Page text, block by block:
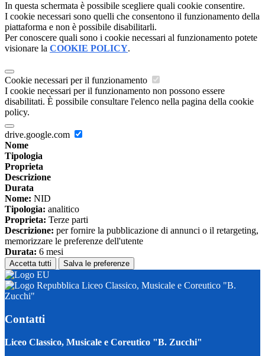
In questa schermata è possibile scegliere quali cookie consentire.
I cookie necessari sono quelli che consentono il funzionamento della
piattaforma e non è possibile disabilitarli.
Per conoscere quali sono i cookie necessari al funzionamento potete
visionare la COOKIE POLICY.
Cookie necessari per il funzionamento
I cookie necessari per il funzionamento non possono essere
disabilitati. È possibile consultare l'elenco nella pagina della cookie
policy.
drive.google.com
Nome
Tipologia
Proprieta
Descrizione
Durata
Nome: NID
Tipologia: analitico
Proprieta: Terze parti
Descrizione: per fornire la pubblicazione di annunci o il retargeting,
memorizzare le preferenze dell'utente
Durata: 6 mesi
Accetta tutti Salva le preferenze
Liceo Classico, Musicale e Coreutico "B.
Zucchi"
Contatti
Liceo Classico, Musicale e Coreutico "B. Zucchi"